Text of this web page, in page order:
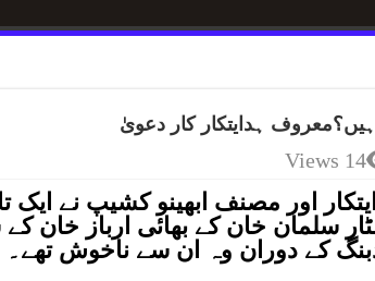
ہدایتکار کار دعویٰ
14 Views
اور مصنف ابھینو کشیپ نے ایک
سلمان خان کے بھائی ارباز خان کے
کے دوران وہ ان سے ناخوش تھے۔